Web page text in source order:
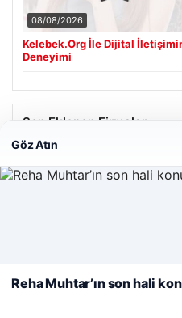
08/08/2026
Kelebek.Org İle Dijital
Deneyimi
Son Eklenen Firmalar
deneyiminizi kişiselleştirmek
Reddet Kabul Et
Göz Atın
Reha Muhtar’ın son hali